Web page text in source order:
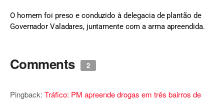
O homem foi preso e conduzido à delegacia de plantão de
Governador Valadares, juntamente com a arma apreendida.
Comments 2
Pingback: Tráfico: PM apreende drogas em três bairros de